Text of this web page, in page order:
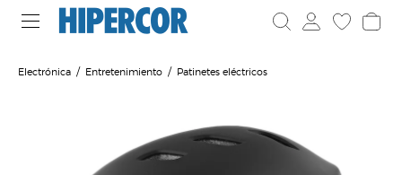
Electrónica Entretenimiento Patinetes eléctricos